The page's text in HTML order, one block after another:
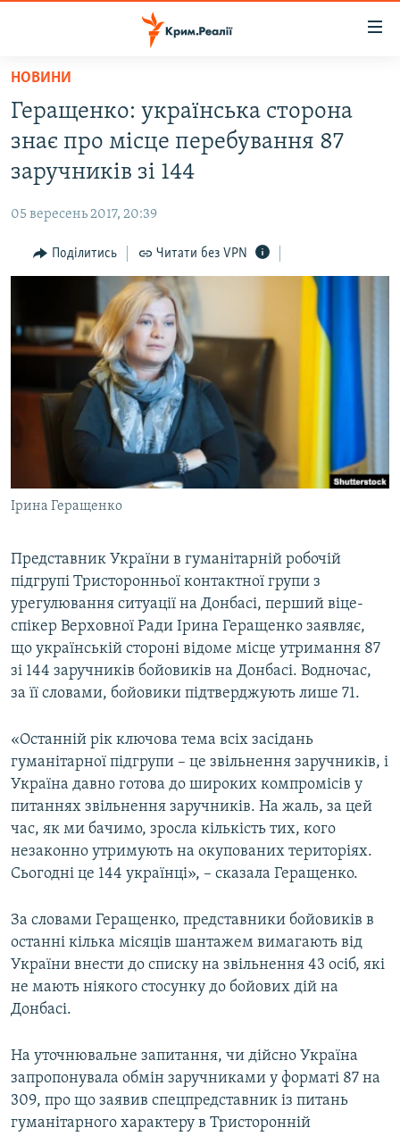
Перейти
основного
матеріалу
до
основної
навігації
Перейти
до
ВОДА.КРИМ
ВІДЕО ТА ФОТО
БЛОГИ
ПОГЛЯД
ВСЕ ЗА ДЕНЬ
СПЕЦПРОЕКТИ
ДЕПОРТАЦІЯ
ВІДЕОУРОКИ «ELIFBE»
СВІДЧЕННЯ ОКУПАЦІЇ
УКРАЇНСЬКА ПРОБЛЕМА КРИМУ
ІНФОГРАФІКА
ЯК ОБІЙТИ БЛОКУВАННЯ
ДОЛУЧАЙСЯ!
Усі сайти RFE/RL
НОВИНИ
Геращенко: українська сторона
знає про місце перебування 87
заручників зі 144
05 вересень 2017, 20:39
Поділитись Читати без VPN
Ірина Геращенко
Представник України в гуманітарній робочій
підгрупі Тристоронньої контактної групи з
урегулювання ситуації на Донбасі, перший віце-
спікер Верховної Ради Ірина Геращенко заявляє,
що українській стороні відоме місце утримання 87
зі 144 заручників бойовиків на Донбасі. Водночас,
за її словами, бойовики підтверджують лише 71.
«Останній рік ключова тема всіх засідань
гуманітарної підгрупи – це звільнення заручників, і
Україна давно готова до широких компромісів у
питаннях звільнення заручників. На жаль, за цей
час, як ми бачимо, зросла кількість тих, кого
незаконно утримують на окупованих територіях.
Сьогодні це 144 українці», – сказала Геращенко.
За словами Геращенко, представники бойовиків в
останні кілька місяців шантажем вимагають від
України внести до списку на звільнення 43 осіб, які
не мають ніякого стосунку до бойових дій на
Донбасі.
На уточнювальне запитання, чи дійсно Україна
запропонувала обмін заручниками у форматі 87 на
309, про що заявив спецпредставник із питань
гуманітарного характеру в Тристоронній